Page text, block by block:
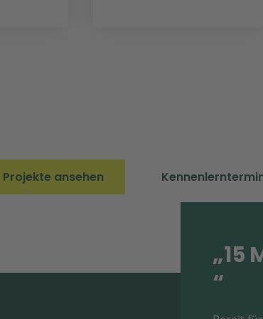
Projekte ansehen
„15
“